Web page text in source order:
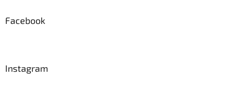
Facebook
Instagram